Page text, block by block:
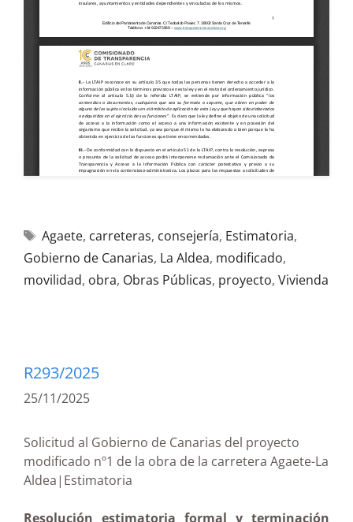
Agaete, carreteras, consejería, Estimatoria,
Gobierno de Canarias, La Aldea, modificado,
movilidad, obra, Obras Públicas, proyecto, Vivienda
R293/2025
25/11/2025
Solicitud al Gobierno de Canarias del proyecto
modificado nº1 de la obra de la carretera Agaete-La
Aldea|Estimatoria
Resolución estimatoria formal y terminación